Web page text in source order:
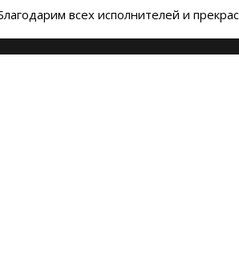
всех исполнителей и